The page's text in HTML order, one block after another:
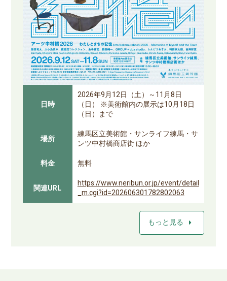
日時
2026年9月12日（土）～11月8日
（日） ※美術館内の展示は10月18日
（日）まで
場所
練馬区立美術館・サンライフ練馬・サ
ンツ中村橋商店街 ほか
料金
無料
関連URL
https://www.neribun.or.jp/event/detail
_m.cgi?id=202606301782802063
もっと見る arrow_right